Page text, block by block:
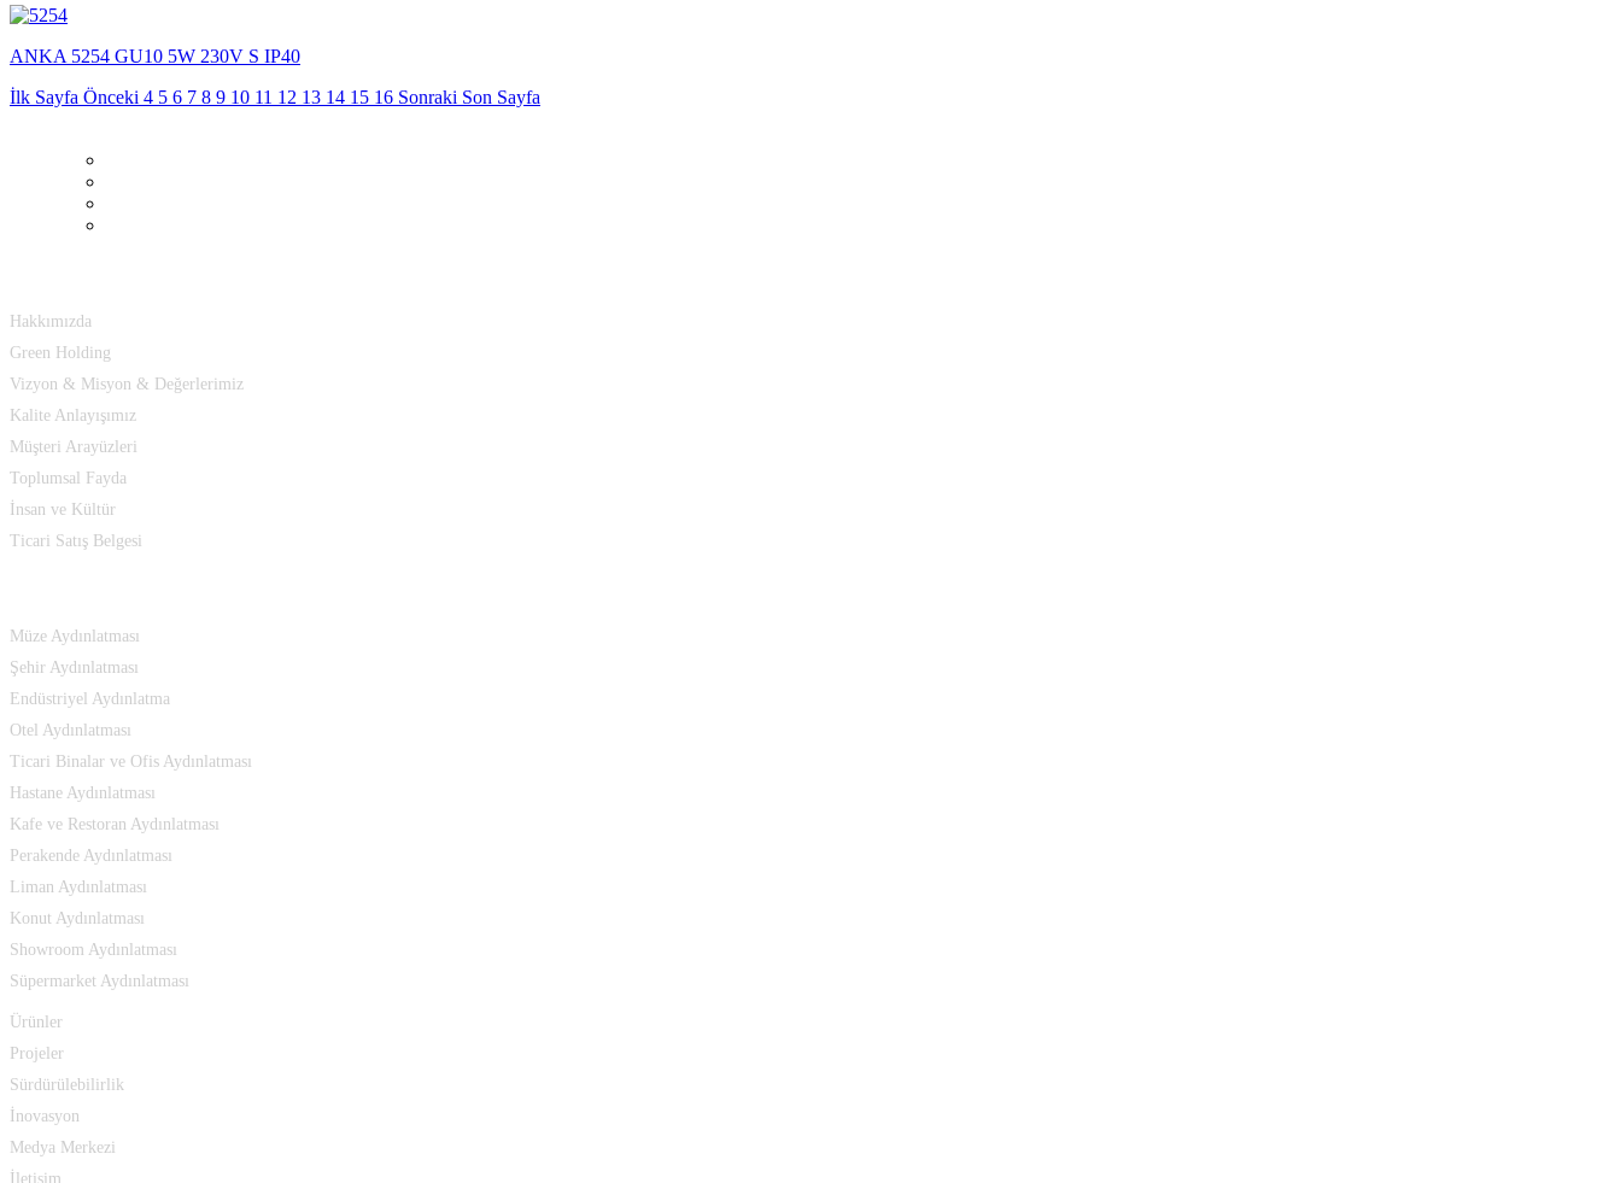
ANKA 5254 GU10 5W 230V S IP40
İlk Sayfa Önceki 4 5 6 7 8 9 10 11 12 13 14 15 16 Sonraki Son Sayfa
Hakkımızda
Green Holding
Vizyon & Misyon & Değerlerimiz
Kalite Anlayışımız
Müşteri Arayüzleri
Toplumsal Fayda
İnsan ve Kültür
Ticari Satış Belgesi
Müze Aydınlatması
Şehir Aydınlatması
Endüstriyel Aydınlatma
Otel Aydınlatması
Ticari Binalar ve Ofis Aydınlatması
Hastane Aydınlatması
Kafe ve Restoran Aydınlatması
Perakende Aydınlatması
Liman Aydınlatması
Konut Aydınlatması
Showroom Aydınlatması
Süpermarket Aydınlatması
Ürünler
Projeler
Sürdürülebilirlik
İnovasyon
Medya Merkezi
İletişim